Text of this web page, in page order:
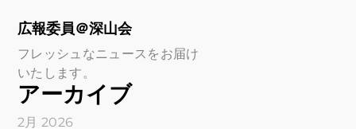
広報委員＠深山会
フレッシュなニュースをお届け
いたします。
アーカイブ
2月 2026